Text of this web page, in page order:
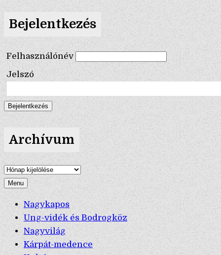
Bejelentkezés
Felhasználónév
Jelszó
Archívum
Archívum
Menu
Nagykapos
Ung-vidék és Bodrogköz
Nagyvilág
Kárpát-medence